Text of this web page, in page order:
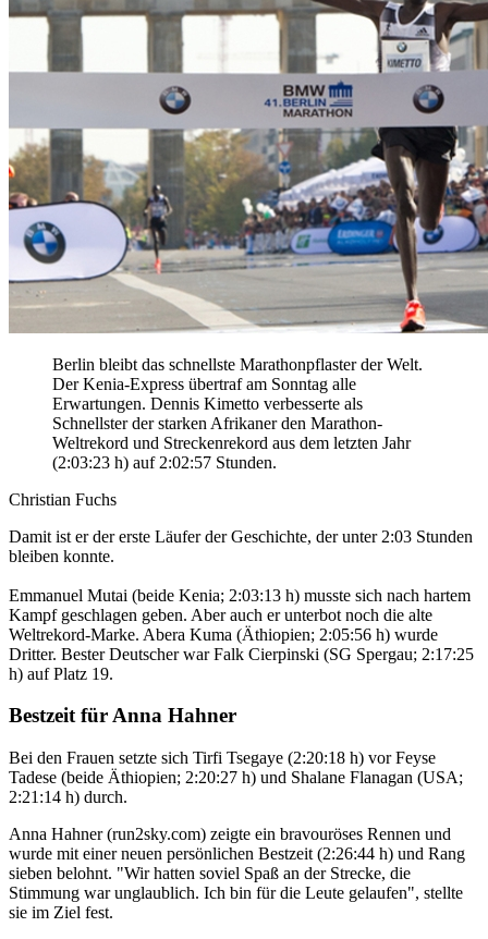
Berlin bleibt das schnellste Marathonpflaster der Welt.
Der Kenia-Express übertraf am Sonntag alle
Erwartungen. Dennis Kimetto verbesserte als
Schnellster der starken Afrikaner den Marathon-
Weltrekord und Streckenrekord aus dem letzten Jahr
(2:03:23 h) auf 2:02:57 Stunden.
Christian Fuchs
Damit ist er der erste Läufer der Geschichte, der unter 2:03 Stunden
bleiben konnte.
Emmanuel Mutai (beide Kenia; 2:03:13 h) musste sich nach hartem
Kampf geschlagen geben. Aber auch er unterbot noch die alte
Weltrekord-Marke. Abera Kuma (Äthiopien; 2:05:56 h) wurde
Dritter. Bester Deutscher war Falk Cierpinski (SG Spergau; 2:17:25
h) auf Platz 19.
Bestzeit für Anna Hahner
Bei den Frauen setzte sich Tirfi Tsegaye (2:20:18 h) vor Feyse
Tadese (beide Äthiopien; 2:20:27 h) und Shalane Flanagan (USA;
2:21:14 h) durch.
Anna Hahner (run2sky.com) zeigte ein bravouröses Rennen und
wurde mit einer neuen persönlichen Bestzeit (2:26:44 h) und Rang
sieben belohnt. "Wir hatten soviel Spaß an der Strecke, die
Stimmung war unglaublich. Ich bin für die Leute gelaufen", stellte
sie im Ziel fest.